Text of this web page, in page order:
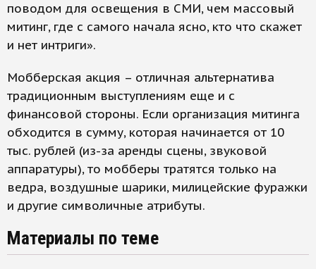
поводом для освещения в СМИ, чем массовый
митинг, где с самого начала ясно, кто что скажет
и нет интриги».
Мобберская акция – отличная альтернатива
традиционным выступлениям еще и с
финансовой стороны. Если организация митинга
обходится в сумму, которая начинается от 10
тыс. рублей (из-за аренды сцены, звуковой
аппаратуры), то мобберы тратятся только на
ведра, воздушные шарики, милицейские фуражки
и другие символичные атрибуты.
Материалы по теме